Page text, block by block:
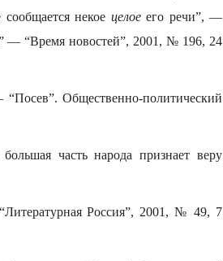
некое целоеего речи”, —
— “Время новостей”, 2001, № 196, 24
Общественно-политический
часть народа признает веру
Россия”, 2001, № 49, 7